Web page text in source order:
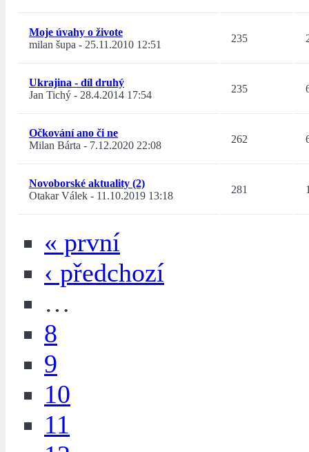
Moje úvahy o živote
milan šupa - 25.11.2010 12:51
235
Ukrajina - díl druhý
Jan Tichý - 28.4.2014 17:54
235
Očkování ano či ne
Milan Bárta - 7.12.2020 22:08
262
Novoborské aktuality (2)
Otakar Válek - 11.10.2019 13:18
281
« první
‹ předchozí
…
8
9
10
11